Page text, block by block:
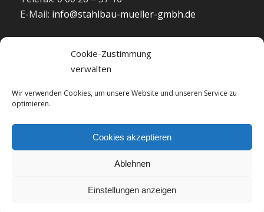
Cookie-Zustimmung
verwalten
Wir verwenden Cookies, um unsere Website und unseren Service zu
optimieren.
Cookies akzeptieren
Ablehnen
Einstellungen anzeigen
E-Mail: info@stahlbau-mueller-gmbh.de
Kontakt
Impressum
Datenschutz